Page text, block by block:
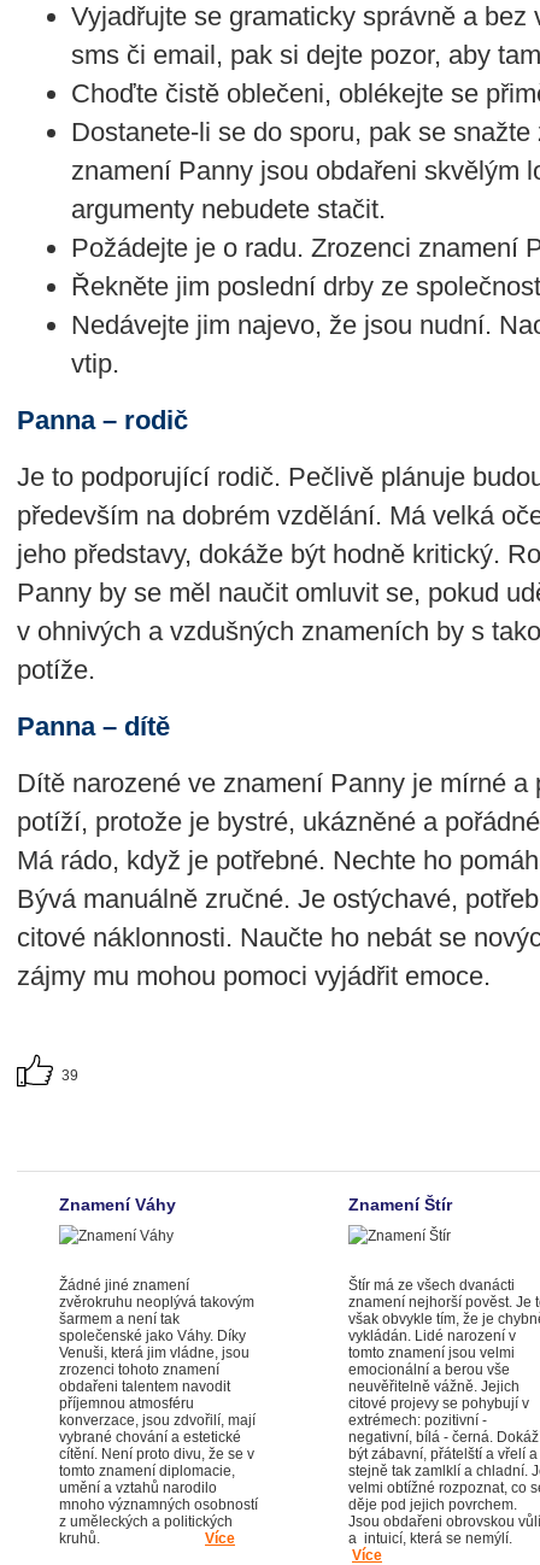
Vyjadřujte se gramaticky správně a
sms či email, pak si dejte pozor, aby
Choďte čistě oblečeni, oblékejte se
Dostanete-li se do sporu, pak se
znamení Panny jsou obdařeni skvělým
argumenty nebudete stačit.
Požádejte je o radu. Zrozenci znamení
Řekněte jim poslední drby ze
Nedávejte jim najevo, že jsou nudní.
vtip.
Panna – rodič
Je to podporující rodič. Pečlivě plánuje
především na dobrém vzdělání. Má velká
jeho představy, dokáže být hodně kritický.
Panny by se měl naučit omluvit se, pokud
v ohnivých a vzdušných znameních by s
potíže.
Panna – dítě
Dítě narozené ve znamení Panny je mírné
potíží, protože je bystré, ukázněné a
Má rádo, když je potřebné. Nechte ho
Bývá manuálně zručné. Je ostýchavé,
citové náklonnosti. Naučte ho nebát se
zájmy mu mohou pomoci vyjádřit emoce.
39
Znamení Váhy
Žádné jiné znamení
zvěrokruhu neoplývá takovým
šarmem a není tak
společenské jako Váhy. Díky
Venuši, která jim vládne, jsou
zrozenci tohoto znamení
obdařeni talentem navodit
příjemnou atmosféru
konverzace, jsou zdvořilí, mají
vybrané chování a estetické
cítění. Není proto divu, že se v
tomto znamení diplomacie,
umění a vztahů narodilo
mnoho významných osobností
z uměleckých a politických
kruhů. Více
Znamení Štír
Štír má ze všech dvanácti
znamení nejhorší pověst. Je
však obvykle tím, že je
vykládán. Lidé narození v
tomto znamení jsou velmi
emocionální a berou vše
neuvěřitelně vážně. Jejich
citové projevy se pohybují v
extrémech: pozitivní -
negativní, bílá - černá.
být zábavní, přátelští a vřelí a
stejně tak zamlklí a chladní.
velmi obtížné rozpoznat, co
děje pod jejich povrchem.
Jsou obdařeni obrovskou vůlí
a intuicí, která se nemýlí.
Více